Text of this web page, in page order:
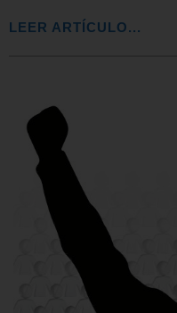
LEER ARTÍCULO...